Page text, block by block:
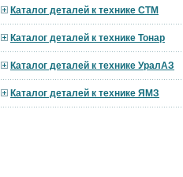
Каталог деталей к технике СТМ
Каталог деталей к технике Тонар
Каталог деталей к технике УралАЗ
Каталог деталей к технике ЯМЗ